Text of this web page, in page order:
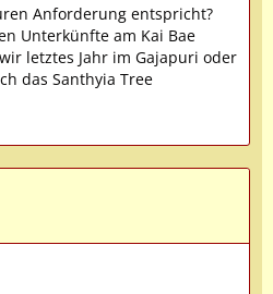
Anforderung entspricht?
Unterkünfte am Kai Bae
letztes Jahr im Gajapuri oder
das Santhyia Tree